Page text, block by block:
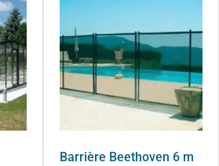
Barrière Beethoven 6 m